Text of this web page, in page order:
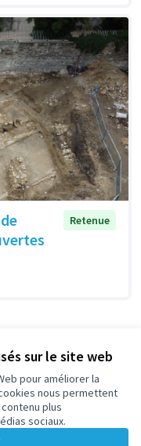
sur le site web
pour améliorer la
nous permettent
plus
sociaux.
Retenue
GitHub